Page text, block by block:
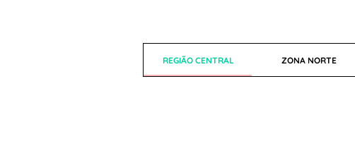
REGIÃO CENTRAL ZONA NORTE